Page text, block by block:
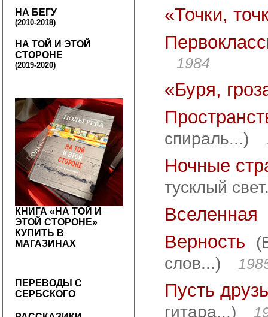
НА БЕГУ
(2010-2018)
НА ТОЙ И ЭТОЙ
СТОРОНЕ
(2019-2020)
КНИГА «НА ТОЙ И
ЭТОЙ СТОРОНЕ»
КУПИТЬ В
МАГАЗИНАХ
ПЕРЕВОДЫ С
СЕРБСКОГО
«Точки,
1984
«Буря,
спираль...)
Ночные
тусклый
Вселенная
Верность
слов...)
Пусть
гитара...)